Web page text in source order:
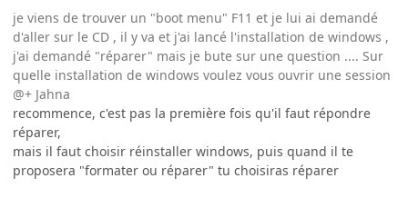
je viens de trouver un "boot menu" F11 et je lui ai demandé
d'aller sur le CD , il y va et j'ai lancé l'installation de windows ,
j'ai demandé "réparer" mais je bute sur une question .... Sur
quelle installation de windows voulez vous ouvrir une session
@+ Jahna
recommence, c'est pas la première fois qu'il faut répondre
réparer,
mais il faut choisir réinstaller windows, puis quand il te
proposera "formater ou réparer" tu choisiras réparer